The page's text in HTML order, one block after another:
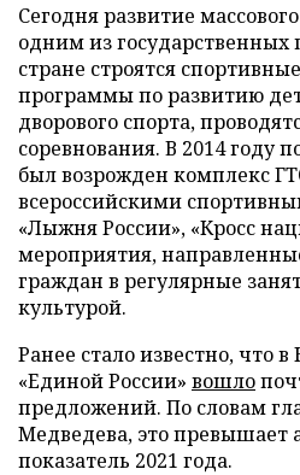
Сегодня развитие
одним из государственных
стране строятся
программы по развитию
дворового спорта,
соревнования. В 2014 году
был возрожден комплекс
всероссийскими
«Лыжня России», «Кросс
мероприятия,
граждан в регулярные
культурой.
Ранее стало известно, что
«Единой России» вошло
предложений. По словам
Медведева, это превышает
показатель 2021 года.